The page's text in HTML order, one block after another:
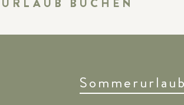
URLAUB BUCHEN